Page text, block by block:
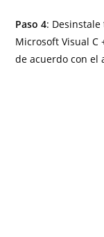
Paso 4:
Microsoft Visual C
de acuerdo con el